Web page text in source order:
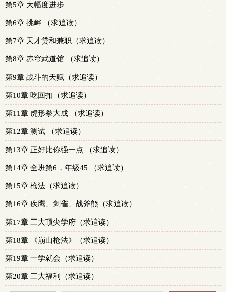
第5章 大幅度进步
第6章 挑衅 （求追读）
第7章 天才贷和兼职（求追读）
第8章 赤穹武道馆 （求追读）
第9章 战斗的天赋（求追读）
第10章 吃回扣（求追读）
第11章 虎形拳大成 （求追读）
第12章 测试 （求追读）
第13章 正好比你强一点 （求追读）
第14章 全班第6，年级45 （求追读）
第15章 枪法（求追读）
第16章 疾鹰、剑雀、战斧熊（求追读）
第17章 三大顶尖学府（求追读）
第18章 《崩山枪法》（求追读）
第19章 一学就会（求追读）
第20章 三大福利（求追读）